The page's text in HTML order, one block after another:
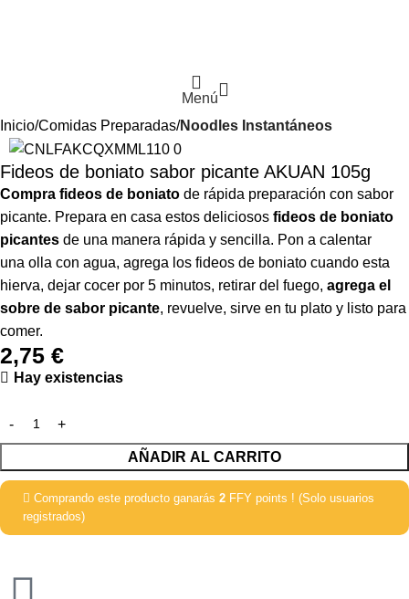
Menú
Inicio Comidas Preparadas Noodles Instantáneos
Fideos de boniato sabor picante AKUAN 105g
Compra fideos de boniato de rápida preparación con sabor
picante. Prepara en casa estos deliciosos fideos de boniato
picantes de una manera rápida y sencilla. Pon a calentar
una olla con agua, agrega los fideos de boniato cuando esta
hierva, dejar cocer por 5 minutos, retirar del fuego, agrega el
sobre de sabor picante, revuelve, sirve en tu plato y listo para
comer.
2,75 €
Hay existencias
AÑADIR AL CARRITO
Comprando este producto ganarás 2 FFY points ! (Solo usuarios
registrados)